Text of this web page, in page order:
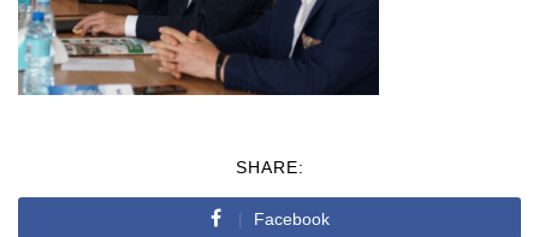
SHARE:
Facebook